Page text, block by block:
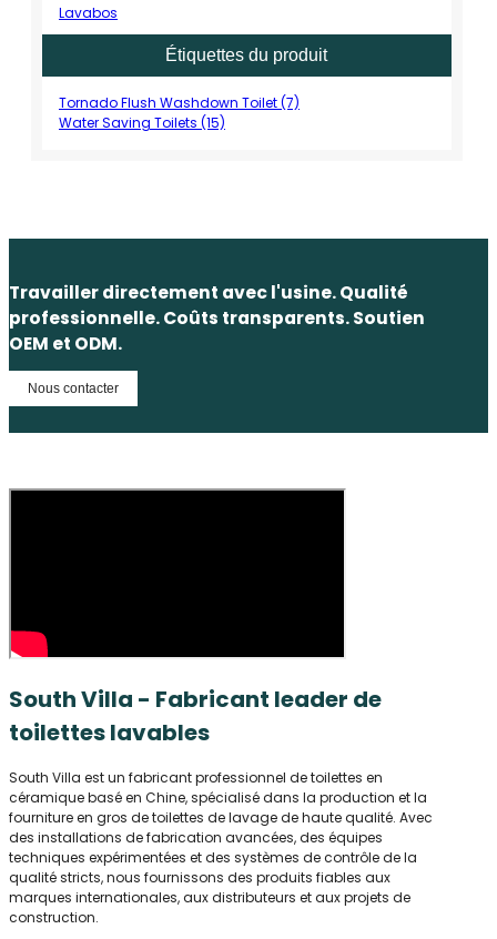
Lavabos
Étiquettes du produit
Tornado Flush Washdown Toilet (7)
Water Saving Toilets (15)
Travailler directement avec l'usine. Qualité
professionnelle. Coûts transparents. Soutien
OEM et ODM.
Nous contacter
South Villa - Fabricant leader de
toilettes lavables
South Villa est un fabricant professionnel de toilettes en
céramique basé en Chine, spécialisé dans la production et la
fourniture en gros de toilettes de lavage de haute qualité. Avec
des installations de fabrication avancées, des équipes
techniques expérimentées et des systèmes de contrôle de la
qualité stricts, nous fournissons des produits fiables aux
marques internationales, aux distributeurs et aux projets de
construction.